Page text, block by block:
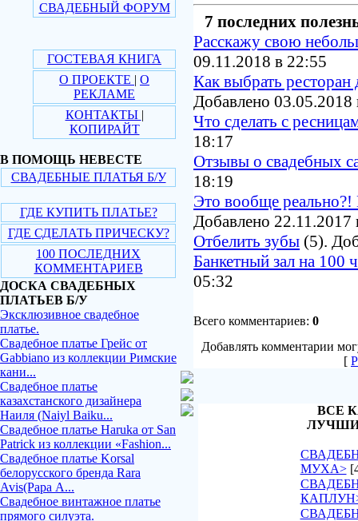
СВАДЕБНЫЙ ФОРУМ
ГОСТЕВАЯ КНИГА
О ПРОЕКТЕ | О
РЕКЛАМЕ
КОНТАКТЫ |
КОПИРАЙТ
В ПОМОЩЬ НЕВЕСТЕ
СВАДЕБНЫЕ ПЛАТЬЯ Б/У
ГДЕ КУПИТЬ ПЛАТЬЕ?
ГДЕ СДЕЛАТЬ ПРИЧЕСКУ?
100 ПОСЛЕДНИХ
КОММЕНТАРИЕВ
ДОСКА СВАДЕБНЫХ
ПЛАТЬЕВ Б/У
Эксклюзивное свадебное
платье.
Свадебное платье Грейс от
Gabbiano из коллекции Римские
кани...
Свадебное платье
казахстанского дизайнера
Наиля (Naiyl Baiku...
Свадебное платье Haruka от San
Patrick из коллекции «Fashion...
Свадебное платье Korsal
белорусского бренда Rara
Avis(Рара А...
Свадебное винтажное платье
прямого силуэта.
7 последних
Расскажу свою
09.11.2018 в 22:55
Как выбрать
Добавлено 03.05.2018
Что сделать с
18:17
Отзывы о свадебных
18:19
Это вообще реально?!
Добавлено 22.11.2017
Отбелить зубы (5).
Банкетный зал на 100
05:32
Всего комментариев: 0
Добавлять комментарии
[
ВСЕ
МУХА>